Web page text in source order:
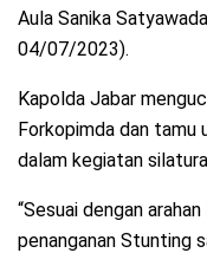
Aula Sanika
04/07/2023).
Kapolda Jabar
Forkopimda dan tamu
dalam kegiatan
“Sesuai dengan
penanganan Stunting